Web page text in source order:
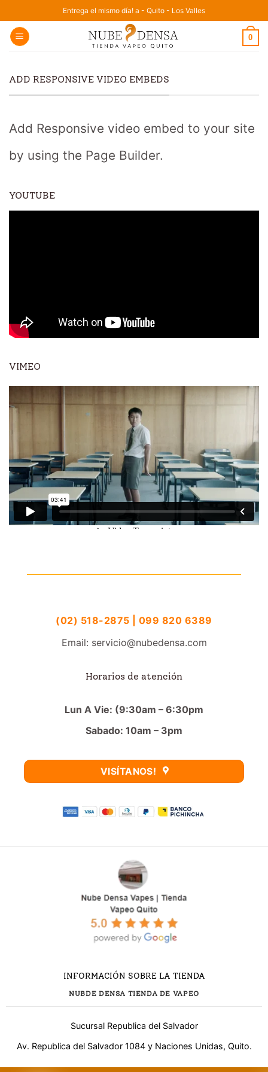
Entrega el mismo día! a - Quito - Los Valles
0
ADD RESPONSIVE VIDEO EMBEDS
Add Responsive video embed to your site
by using the Page Builder.
YOUTUBE
VIMEO
INFORMACIÓN SOBRE LA TIENDA
NUBDE DENSA TIENDA DE VAPEO
Sucursal Republica del Salvador
Av. Republica del Salvador 1084 y Naciones Unidas, Quito.
(02) 518-2875 | 099 820 6389
Email: servicio@nubedensa.com
Horarios de atención
Lun A Vie: (9:30am – 6:30pm
Sabado: 10am – 3pm
VISÍTANOS!